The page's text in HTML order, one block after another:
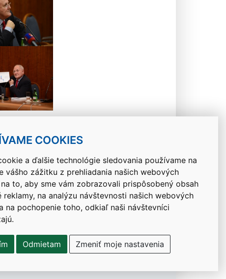
COOKIES
a ďalšie technológie sledovania používame na
vášho zážitku z prehliadania našich webových
to, aby sme vám zobrazovali prispôsobený obsah
reklamy, na analýzu návštevnosti našich webových
na pochopenie toho, odkiaľ naši návštevníci
Odmietam Zmeniť moje nastavenia
Návrat hore